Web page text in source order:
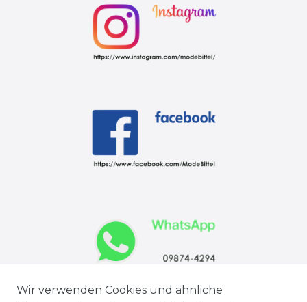
Wir verwenden Cookies und ähnliche